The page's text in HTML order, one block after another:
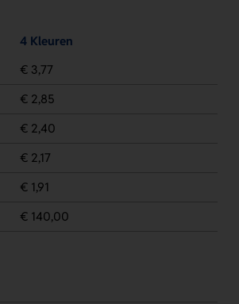
4 Kleuren
€ 3,77
€ 2,85
€ 2,40
€ 2,17
€ 1,91
€ 140,00